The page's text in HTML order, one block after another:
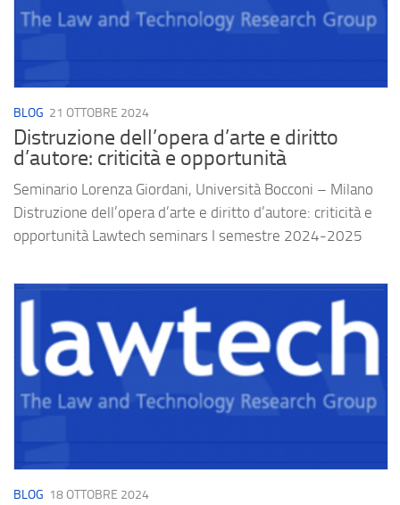
BLOG 21 OTTOBRE 2024
Distruzione dell’opera d’arte e diritto
d’autore: criticità e opportunità
Seminario Lorenza Giordani, Università Bocconi – Milano
Distruzione dell’opera d’arte e diritto d’autore: criticità e
opportunità Lawtech seminars I semestre 2024-2025
BLOG 18 OTTOBRE 2024